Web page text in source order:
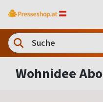
Wohnidee Abo